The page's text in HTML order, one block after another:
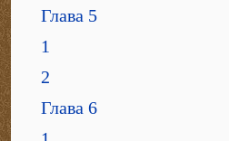
Глава 5
1
2
Глава 6